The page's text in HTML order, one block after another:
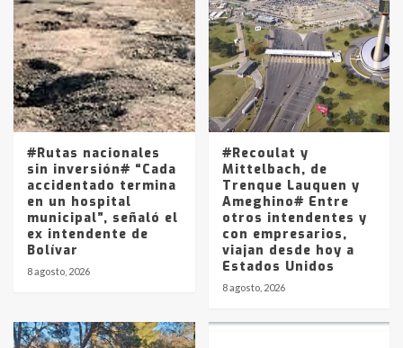
4
joven de Trenque Lauquen
5
Los precios de los combustibles en
La Pampa, desde YPF hasta Axion
entre 857 a 1338 pesos
#Rutas nacionales
sin inversión# “Cada
accidentado termina
en un hospital
municipal”, señaló el
ex intendente de
Bolívar
8 agosto, 2026
#Recoulat y
Mittelbach, de
Trenque Lauquen y
Ameghino# Entre
otros intendentes y
con empresarios,
viajan desde hoy a
Estados Unidos
8 agosto, 2026